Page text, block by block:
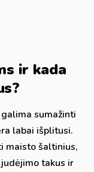
ir kada
sumažinti
labai išplitusi.
maisto šaltinius,
takus ir